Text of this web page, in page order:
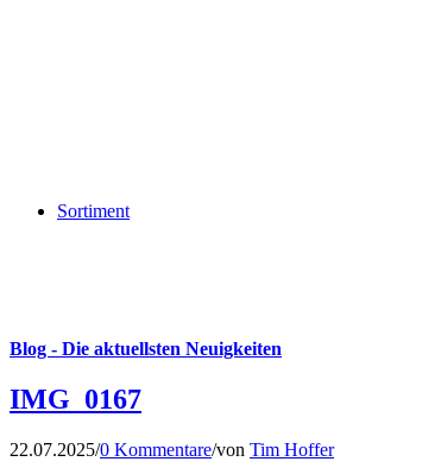
Sortiment
Blog - Die aktuellsten Neuigkeiten
IMG_0167
22.07.2025/0 Kommentare/von Tim Hoffer